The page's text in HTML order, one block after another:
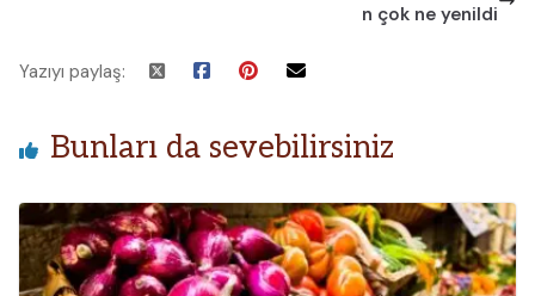
n çok ne yenildi
Yazıyı paylaş:
Bunları da sevebilirsiniz